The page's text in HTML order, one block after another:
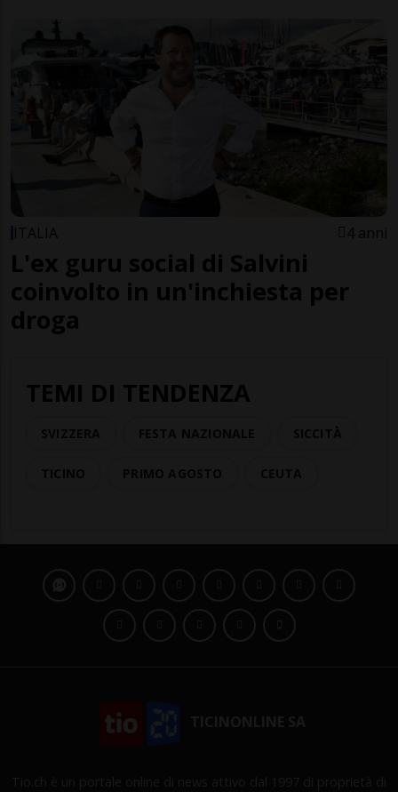
ITALIA 4 anni
L'ex guru social di Salvini
coinvolto in un'inchiesta per
droga
TEMI DI TENDENZA